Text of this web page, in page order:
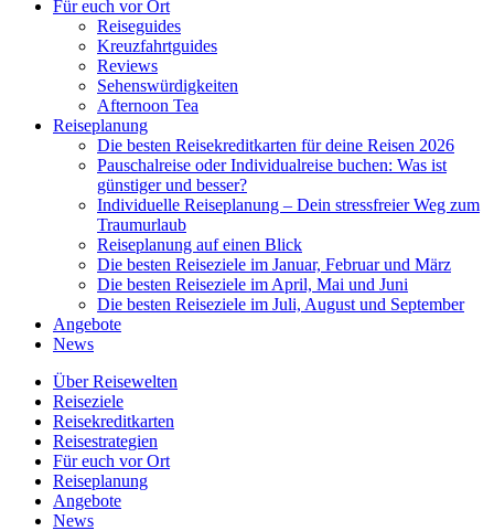
Für euch vor Ort
Reiseguides
Kreuzfahrtguides
Reviews
Sehenswürdigkeiten
Afternoon Tea
Reiseplanung
Die besten Reisekreditkarten für deine Reisen 2026
Pauschalreise oder Individualreise buchen: Was ist
günstiger und besser?
Individuelle Reiseplanung – Dein stressfreier Weg zum
Traumurlaub
Reiseplanung auf einen Blick
Die besten Reiseziele im Januar, Februar und März
Die besten Reiseziele im April, Mai und Juni
Die besten Reiseziele im Juli, August und September
Angebote
News
Über Reisewelten
Reiseziele
Reisekreditkarten
Reisestrategien
Für euch vor Ort
Reiseplanung
Angebote
News